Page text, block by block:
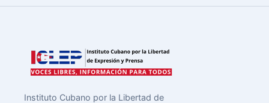
Instituto Cubano por la Libertad de